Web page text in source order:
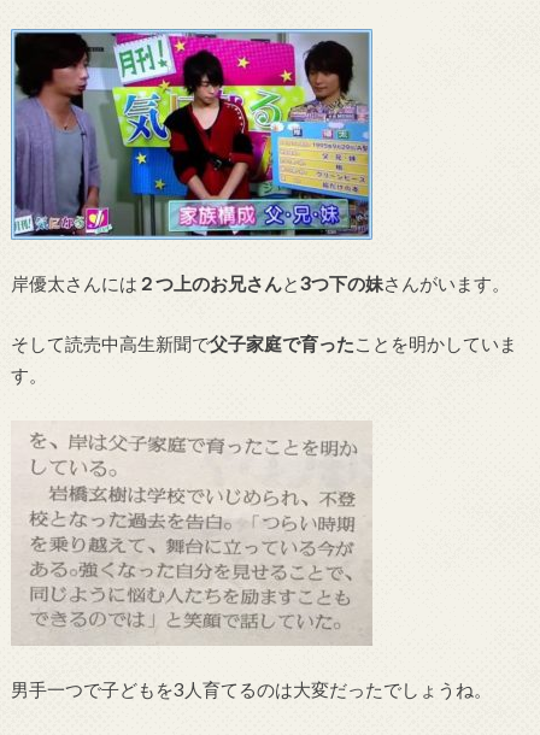
岸優太さんには ２つ上のお兄さんと3つ下の妹さんがいます。
そして読売中高生新聞で父子家庭で育ったことを明かしていま
す。
男手一つで子どもを3人育てるのは大変だったでしょうね。